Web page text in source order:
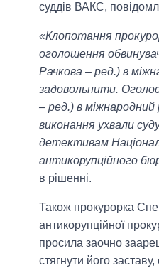
суддів ВАКС,
«Клопотання
оголошення
Рачкова – ред.) в
задовольнити.
– ред.) в міжнародний
виконання ухвали
детективам
антикорупційного
в рішенні.
Також прокурорка
антикорупційної
просила заочно
стягнути його заставу,